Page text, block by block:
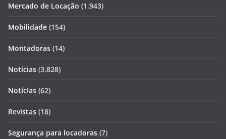
Mercado de Locação (1.943)
Mobilidade (154)
Montadoras (14)
Notícias (3.828)
Notícias (62)
Revistas (18)
Segurança para locadoras (7)